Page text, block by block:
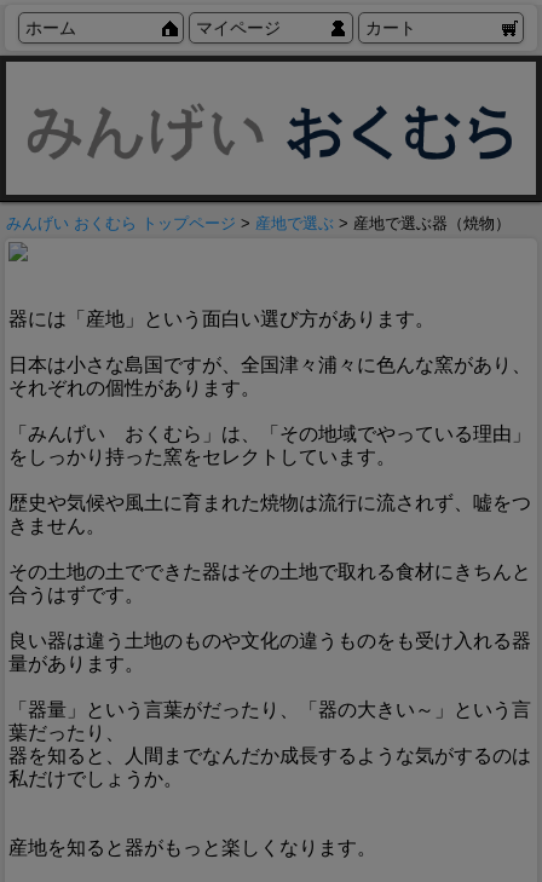
ホーム マイページ カート
みんげい おくむら トップページ > 産地で選ぶ > 産地で選ぶ器（焼物）
器には「産地」という面白い選び方があります。
日本は小さな島国ですが、全国津々浦々に色んな窯があり、
それぞれの個性があります。
「みんげい おくむら」は、「その地域でやっている理由」
をしっかり持った窯をセレクトしています。
歴史や気候や風土に育まれた焼物は流行に流されず、嘘をつ
きません。
その土地の土でできた器はその土地で取れる食材にきちんと
合うはずです。
良い器は違う土地のものや文化の違うものをも受け入れる器
量があります。
「器量」という言葉がだったり、「器の大きい～」という言
葉だったり、
器を知ると、人間までなんだか成長するような気がするのは
私だけでしょうか。
産地を知ると器がもっと楽しくなります。